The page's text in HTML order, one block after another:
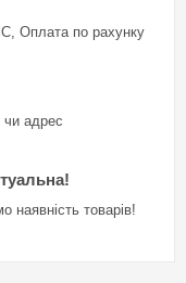
Оплата по рахунку
чи адрес
наявність товарів!